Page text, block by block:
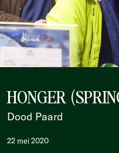
HONGER
Dood Paard
22 mei 2020